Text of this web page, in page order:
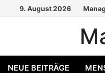
9. August 2026
NEUE BEITRÄGE